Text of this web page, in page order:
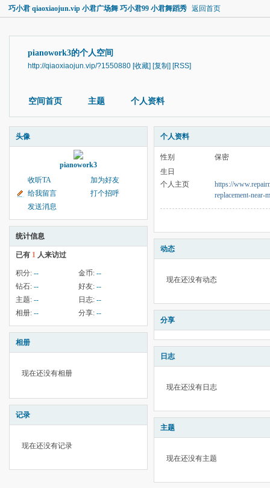
巧小君 qiaoxiaojun.vip 小君广场舞 巧小君99 小君舞蹈秀 返回首页
pianowork3的个人空间
http://qiaoxiaojun.vip/?1550880 [收藏] [复制] [RSS]
空间首页 主题 个人资料
头像
pianowork3
收听TA
加为好友
给我留言
打个招呼
发送消息
统计信息
已有 1 人来访过
积分: -- 金币: --
钻石: -- 好友: --
主题: -- 日志: --
相册: -- 分享: --
相册
现在还没有相册
记录
现在还没有记录
个人资料
性别
保密
生日
个人主页
https://
replacement-near-
动态
现在还没有动态
分享
日志
现在还没有日志
主题
现在还没有主题